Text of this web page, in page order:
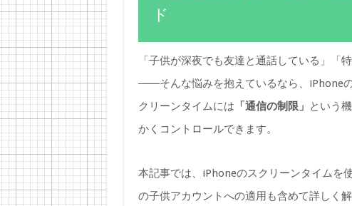
ド
「子供が深夜でも友達と通話している」「
――そんな悩みを抱えているなら、iPhone
クリーンタイムには 「通信の制限」 という
かくコントロールできます。
本記事では、iPhoneのスクリーンタイムを
の子供アカウントへの適用も含めて詳しく